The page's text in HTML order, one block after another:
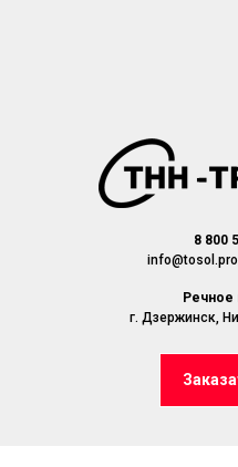
8 800
Речное
г. Дзержинск,